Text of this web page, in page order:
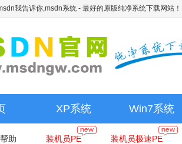
我告诉你,msdn系统 - 最好的原版纯净系统下载网站！
XP系统 Win7系统
助 装机员PE 装机员极速PE